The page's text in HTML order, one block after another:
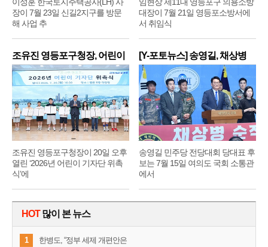
장이 7월 23일 신길2지구를 방문
해 사업 추
대장이 7월 21일 영등포소방서에
서 취임식
조유진 영등포구청장, 어린이
기
조유진 영등포구청장이 20일 오후
열린 ‘2026년 어린이 기자단 위촉
식’에
[Y-포토뉴스] 송영길, 채상병
순
송영길 민주당 전당대회 당대표 후
보는 7월 15일 여의도 국회 소통관
에서
HOT많이 본 뉴스
1 한병도, “정부 세제 개편안은